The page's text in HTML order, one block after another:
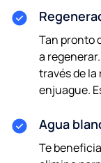
Tan pronto
a
través de la
enjuague.
Agua
Te